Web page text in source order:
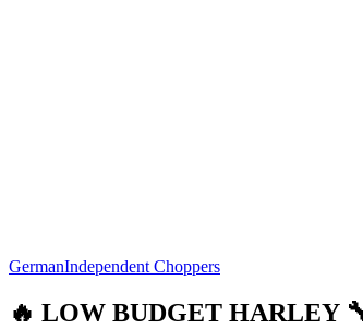
GermanIndependent Choppers
🔥 LOW BUDGET HARLEY